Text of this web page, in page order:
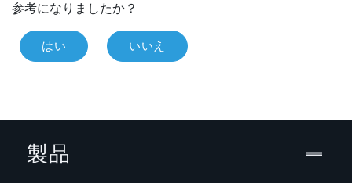
参考になりましたか？
はい いいえ
製品